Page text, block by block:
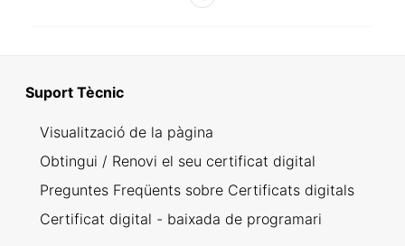
Suport Tècnic
Visualització de la pàgina
Obtingui / Renovi el seu certificat digital
Preguntes Freqüents sobre Certificats digitals
Certificat digital - baixada de programari